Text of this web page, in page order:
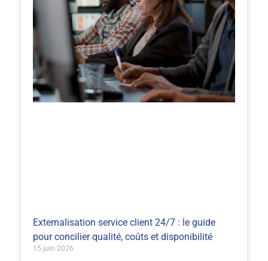
Externalisation service client 24/7 : le guide
pour concilier qualité, coûts et disponibilité
15 juin 2026